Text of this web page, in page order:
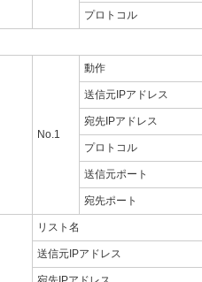
プロトコル
No.1
動作
送信元IPアドレス
宛先IPアドレス
プロトコル
送信元ポート
宛先ポート
リスト名
送信元IPアドレス